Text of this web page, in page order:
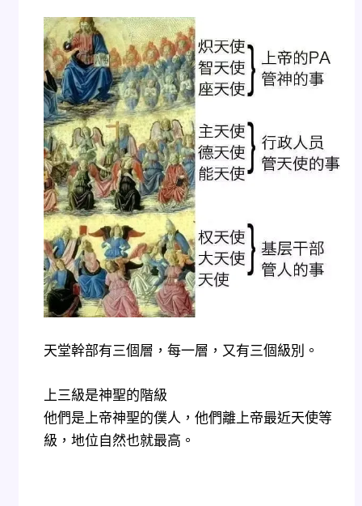
天堂幹部有三個層，每一層，又有三個級別。
上三級是神聖的階級
他們是上帝神聖的僕人，他們離上帝最近天使等
級，地位自然也就最高。